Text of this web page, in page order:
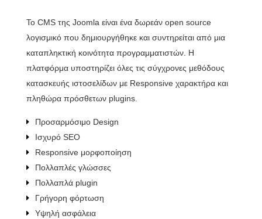
Το CMS της Joomla είναι ένα δωρεάν open source
λογισμικό που δημιουργήθηκε και συντηρείται από μια
καταπληκτική κοινότητα προγραμματιστών. Η
πλατφόρμα υποστηρίζει όλες τις σύγχρονες μεθόδους
κατασκευής ιστοσελίδων με Responsive χαρακτήρα και
πληθώρα πρόσθετων plugins.
Προσαρμόσιμο Design
Ισχυρό SEO
Responsive μορφοποίηση
Πολλαπλές γλώσσες
Πολλαπλά plugin
Γρήγορη φόρτωση
Υψηλή ασφάλεια